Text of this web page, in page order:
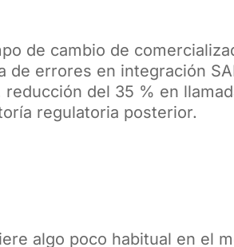
de cambio de
errores en integración
del 35 % en
regulatoria posterior.
algo poco habitual en el